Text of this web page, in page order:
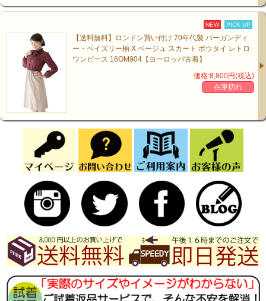
NEW PICK UP
【送料無料】ロンドン買い付け 70年代製 バーガンディ
ー・ペイズリー柄 X ベージュ スカート ボウタイ レトロ
ワンピース 16OM904【ヨーロッパ古着】
価格:8,800円(税込)
在庫切れ